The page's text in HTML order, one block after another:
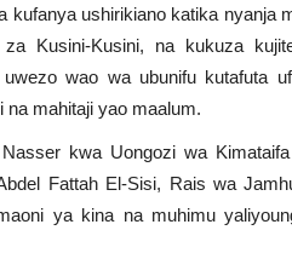
kufanya ushirikiano katika nyanja
Kusini-Kusini, na kukuza
wao wa ubunifu kutafuta
na mahitaji yao maalum.
kwa Uongozi wa
Fattah El-Sisi, Rais wa
ya kina na muhimu